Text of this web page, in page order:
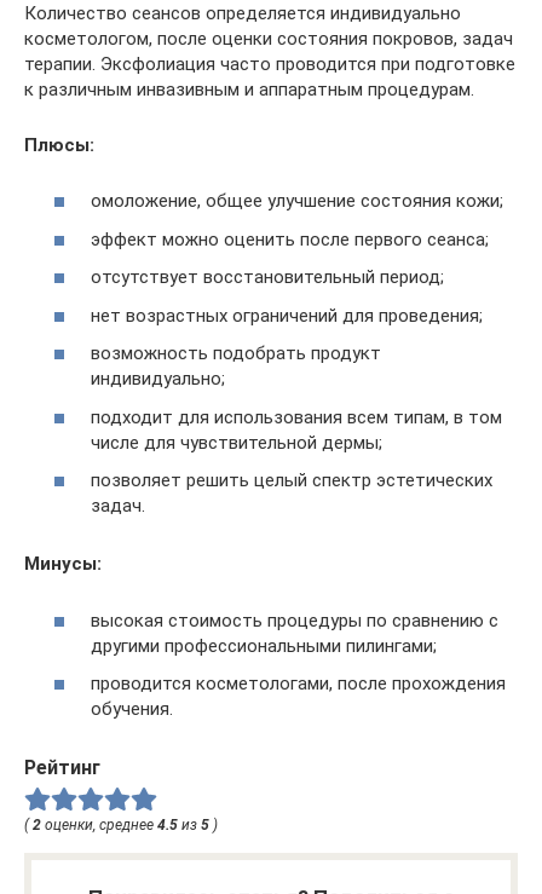
Количество сеансов определяется индивидуально
косметологом, после оценки состояния покровов, задач
терапии. Эксфолиация часто проводится при подготовке
к различным инвазивным и аппаратным процедурам.
Плюсы:
омоложение, общее улучшение состояния кожи;
эффект можно оценить после первого сеанса;
отсутствует восстановительный период;
нет возрастных ограничений для проведения;
возможность подобрать продукт
индивидуально;
подходит для использования всем типам, в том
числе для чувствительной дермы;
позволяет решить целый спектр эстетических
задач.
Минусы:
высокая стоимость процедуры по сравнению с
другими профессиональными пилингами;
проводится косметологами, после прохождения
обучения.
Рейтинг
(2 оценки, среднее 4.5 из 5 )